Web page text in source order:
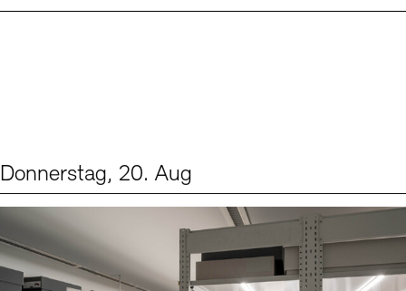
Donnerstag, 20. Aug